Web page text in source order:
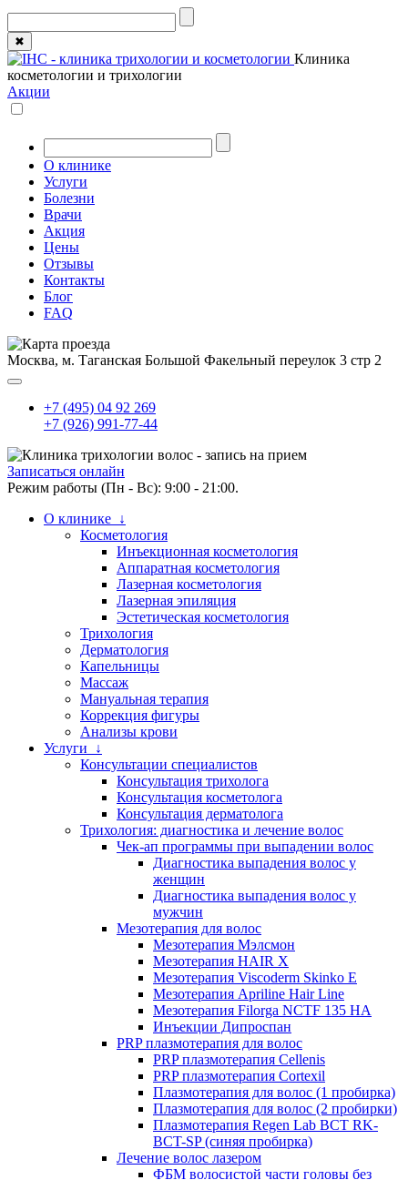
✖
Клиника
косметологии и трихологии
Акции
О клинике
Услуги
Болезни
Врачи
Акция
Цены
Отзывы
Контакты
Блог
FAQ
Москва, м. Таганская Большой Факельный переулок 3 стр 2
+7 (495) 04 92 269
+7 (926) 991-77-44
Записаться онлайн
Режим работы (Пн - Вс): 9:00 - 21:00.
О клинике ↓
Косметология
Инъекционная косметология
Аппаратная косметология
Лазерная косметология
Лазерная эпиляция
Эстетическая косметология
Трихология
Дерматология
Капельницы
Массаж
Мануальная терапия
Коррекция фигуры
Анализы крови
Услуги ↓
Консультации специалистов
Консультация трихолога
Консультация косметолога
Консультация дерматолога
Трихология: диагностика и лечение волос
Чек-ап программы при выпадении волос
Диагностика выпадения волос у
женщин
Диагностика выпадения волос у
мужчин
Мезотерапия для волос
Мезотерапия Мэлсмон
Мезотерапия HAIR X
Мезотерапия Viscoderm Skinko E
Мезотерапия Apriline Hair Line
Мезотерапия Filorga NCTF 135 HA
Инъекции Дипроспан
PRP плазмотерапия для волос
PRP плазмотерапия Cellenis
PRP плазмотерапия Cortexil
Плазмотерапия для волос (1 пробирка)
Плазмотерапия для волос (2 пробирки)
Плазмотерапия Regen Lab BCT RK-
BCT-SP (синяя пробирка)
Лечение волос лазером
ФБМ волосистой части головы без